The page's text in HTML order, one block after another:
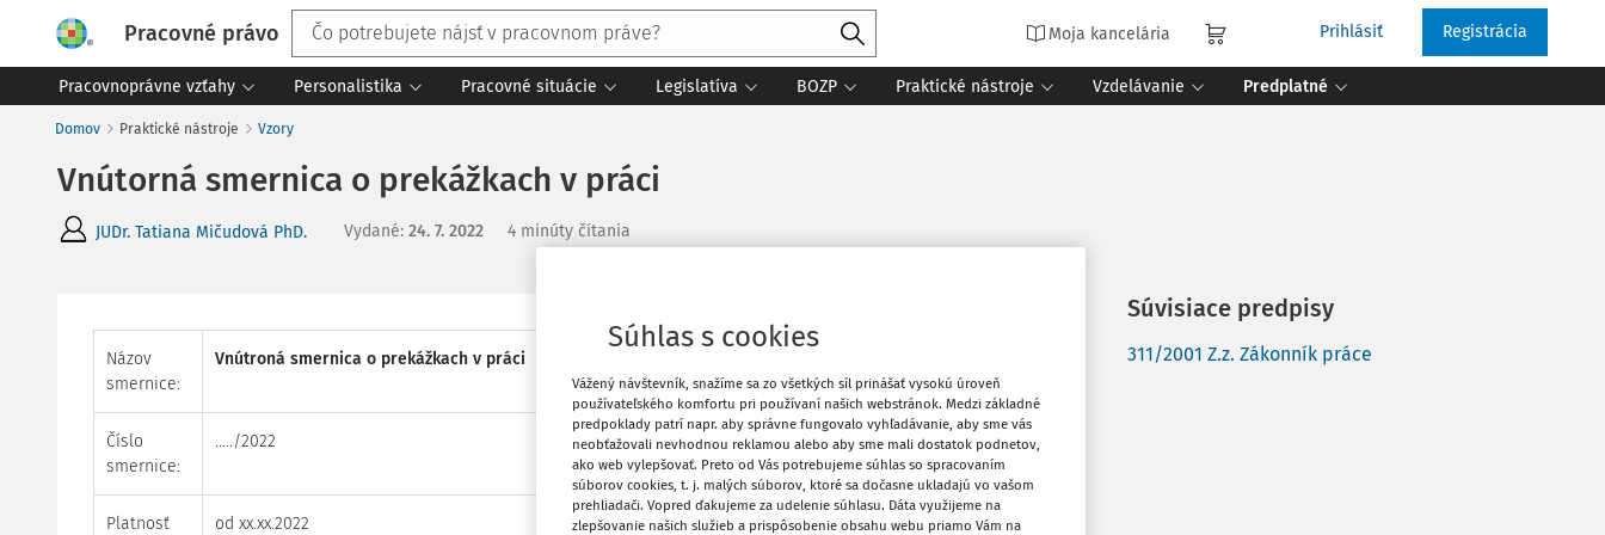
Pracovné právo Moja kancelária Prihlásiť Registrácia
Pracovnoprávne vzťahy Personalistika Pracovné situácie Legislatíva BOZP Praktické nástroje Vzdelávanie Predplatné
Domov Praktické nástroje Vzory
Vnútorná smernica o prekážkach v práci
JUDr. Tatiana Mičudová PhD. Vydané: 24. 7. 2022 4 minúty čítania
Názov
smernice:
Vnútroná smernica o prekážkach v práci
Číslo
smernice:
...../2022
Platnosť
od xx.xx.2022
Obľúbené
Zdieľať
Súvisiace predpisy
311/2001 Z.z. Zákonník práce
Súhlas s cookies
Vážený návštevník, snažíme sa zo všetkých síl prinášať vysokú úroveň
používateľského komfortu pri používaní našich webstránok. Medzi základné
predpoklady patrí napr. aby správne fungovalo vyhľadávanie, aby sme vás
neobťažovali nevhodnou reklamou alebo aby sme mali dostatok podnetov,
ako web vylepšovať. Preto od Vás potrebujeme súhlas so spracovaním
súborov cookies, t. j. malých súborov, ktoré sa dočasne ukladajú vo vašom
prehliadači. Vopred ďakujeme za udelenie súhlasu. Dáta využijeme na
zlepšovanie našich služieb a prispôsobenie obsahu webu priamo Vám na